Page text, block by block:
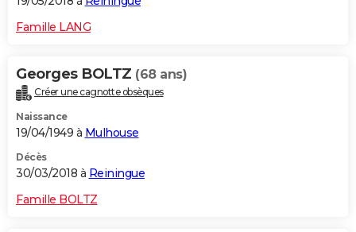
Famille LANG
Georges BOLTZ (68 ans)
Créer une cagnotte obsèques
Naissance
19/04/1949 à Mulhouse
Décès
30/03/2018 à Reiningue
Famille BOLTZ